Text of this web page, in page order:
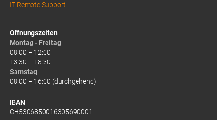
IT Remote Support
Öffnungszeiten
Montag - Freitag
08:00 – 12:00
13:30 – 18:30
Samstag
08:00 – 16:00 (durchgehend)
IBAN
CH5306850016305690001